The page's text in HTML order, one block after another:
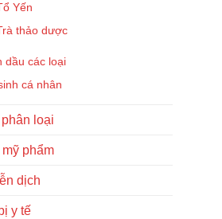
Yến
thảo dược
dầu các loại
cá nhân
loại
phẩm
dịch
y tế